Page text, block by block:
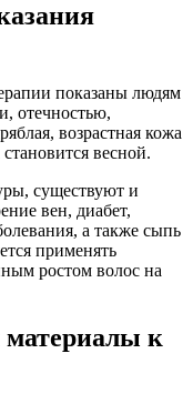
показаны людям
отечностью,
возрастная кожа
весной.
существуют и
вен, диабет,
а также сыпь
применять
ростом волос на
к